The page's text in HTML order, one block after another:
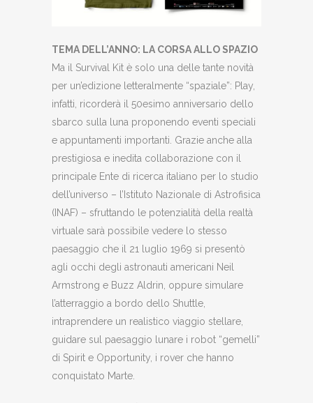
TEMA DELL’ANNO: LA CORSA ALLO SPAZIO
Ma il Survival Kit è solo una delle tante novità
per un’edizione letteralmente “spaziale”: Play,
infatti, ricorderà il 50esimo anniversario dello
sbarco sulla luna proponendo eventi speciali
e appuntamenti importanti. Grazie anche alla
prestigiosa e inedita collaborazione con il
principale Ente di ricerca italiano per lo studio
dell’universo – l’Istituto Nazionale di Astrofisica
(INAF) – sfruttando le potenzialità della realtà
virtuale sarà possibile vedere lo stesso
paesaggio che il 21 luglio 1969 si presentò
agli occhi degli astronauti americani Neil
Armstrong e Buzz Aldrin, oppure simulare
l’atterraggio a bordo dello Shuttle,
intraprendere un realistico viaggio stellare,
guidare sul paesaggio lunare i robot “gemelli”
di Spirit e Opportunity, i rover che hanno
conquistato Marte.